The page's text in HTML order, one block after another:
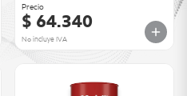
Precio
$ 64.340
No incluye IVA